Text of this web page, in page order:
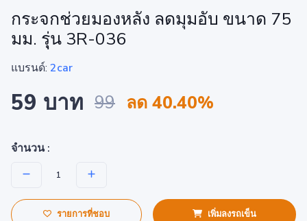
กระจกช่วยมองหลัง ลดมุมอับ ขนาด 75
มม. รุุ่น 3R-036
แบรนด์: 2car
59 บาท 99 ลด 40.40%
จำนวน :
รายการที่ชอบ เพิ่มลงรถเข็น